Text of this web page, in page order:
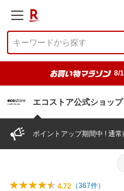
8/
エコストア公式ショップ
ポイントアップ期間中 ! 通
4.72 （367件）